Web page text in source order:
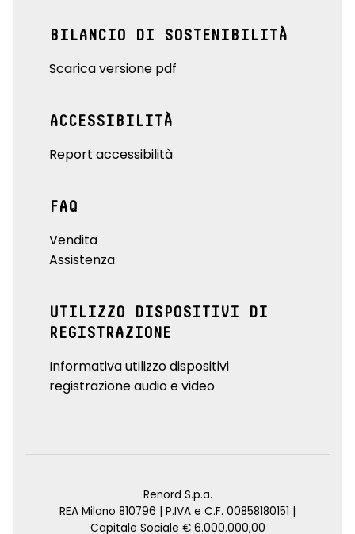
BILANCIO DI SOSTENIBILITÀ
Scarica versione pdf
ACCESSIBILITÀ
Report accessibilità
FAQ
Vendita
Assistenza
UTILIZZO DISPOSITIVI DI
REGISTRAZIONE
Informativa utilizzo dispositivi
registrazione audio e video
Renord S.p.a.
REA Milano 810796 | P.IVA e C.F. 00858180151 |
Capitale Sociale € 6.000.000,00